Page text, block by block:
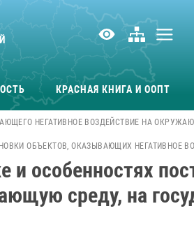
КРАСНАЯ КНИГА И ООПТ
НЕГАТИВНОЕ ВОЗДЕЙСТВИЕ НА
ОБЪЕКТОВ, ОКАЗЫВАЮЩИХ НЕГАТИВНОЕ
и особенностях
среду, на